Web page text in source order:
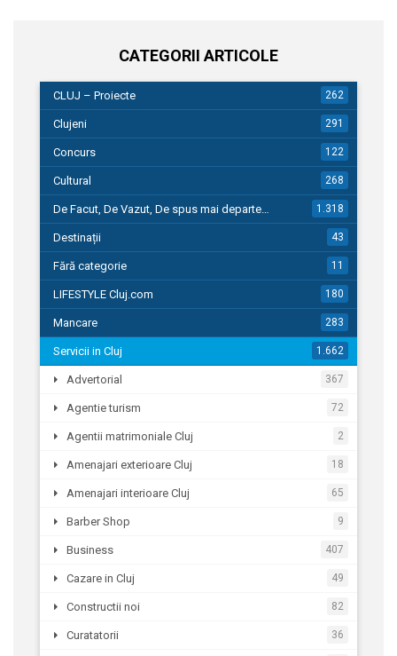
CATEGORII ARTICOLE
CLUJ – Proiecte 262
Clujeni 291
Concurs 122
Cultural 268
De Facut, De Vazut, De spus mai departe… 1.318
Destinații 43
Fără categorie 11
LIFESTYLE Cluj.com 180
Mancare 283
Servicii in Cluj 1.662
Advertorial 367
Agentie turism 72
Agentii matrimoniale Cluj 2
Amenajari exterioare Cluj 18
Amenajari interioare Cluj 65
Barber Shop 9
Business 407
Cazare in Cluj 49
Constructii noi 82
Curatatorii 36